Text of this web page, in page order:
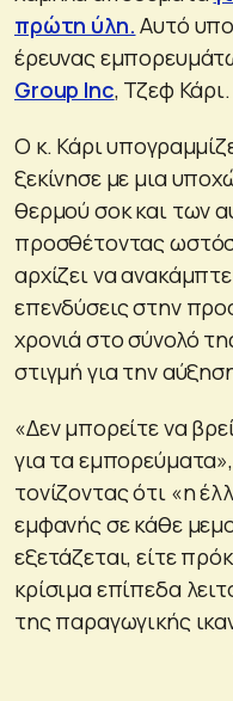
πρώτη ύλη. Αυτό
έρευνας
Group Inc, Τζεφ Κάρι.
Ο κ. Κάρι
ξεκίνησε με μια
θερμού σοκ και των
προσθέτοντας
αρχίζει να
επενδύσεις στην
χρονιά στο σύνολό
στιγμή για την
«Δεν μπορείτε να
για τα
τονίζοντας ότι «η
εμφανής σε κάθε
εξετάζεται, είτε
κρίσιμα επίπεδα
της παραγωγικής